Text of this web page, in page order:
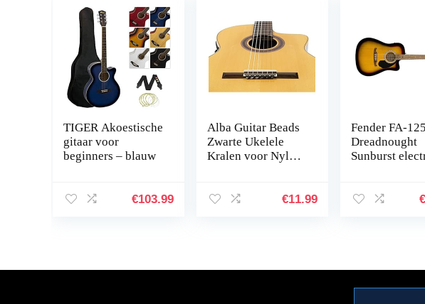
TIGER Akoestische
gitaar voor
beginners – blauw
€103.99
Alba Guitar Beads
Zwarte Ukelele
Kralen voor Nylon
€11.99
Fender FA-
Dreadnought
Sunburst